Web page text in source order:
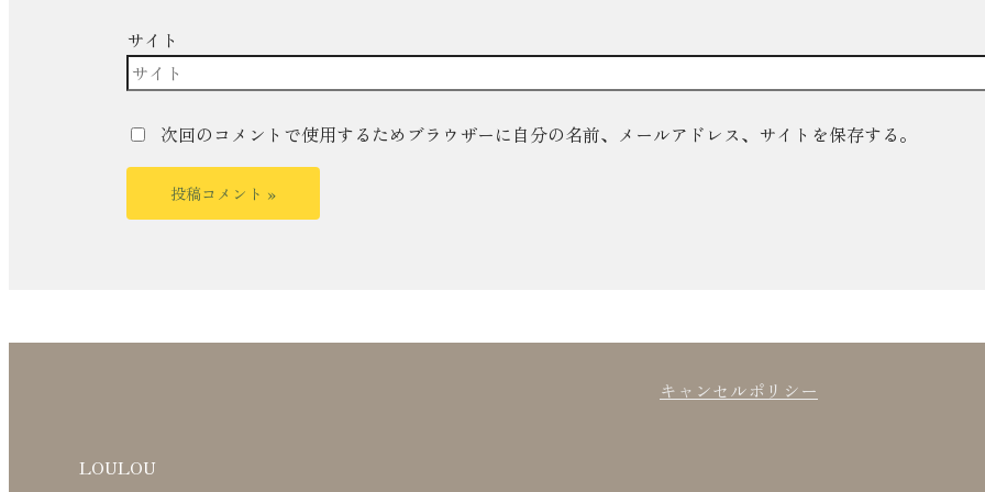
サイト
次回のコメントで使用するためブラウザーに自分の名前、メールアドレス、サイトを保存する。
キャンセルポリシー
LOULOU